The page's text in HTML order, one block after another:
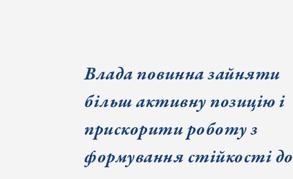
Влада повинна зайняти
більш активну позицію і
прискорити роботу з
формування стійкості до